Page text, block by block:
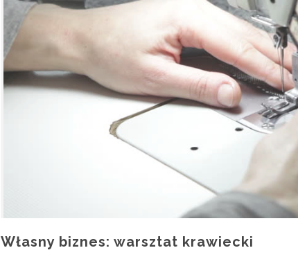
Własny biznes: warsztat krawiecki